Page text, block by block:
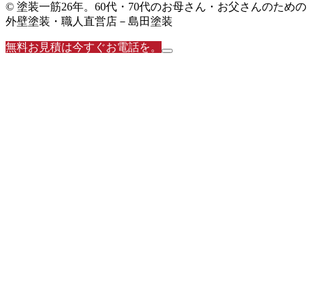
© 塗装一筋26年。60代・70代のお母さん・お父さんのための
外壁塗装・職人直営店－島田塗装
無料お見積は今すぐお電話を。